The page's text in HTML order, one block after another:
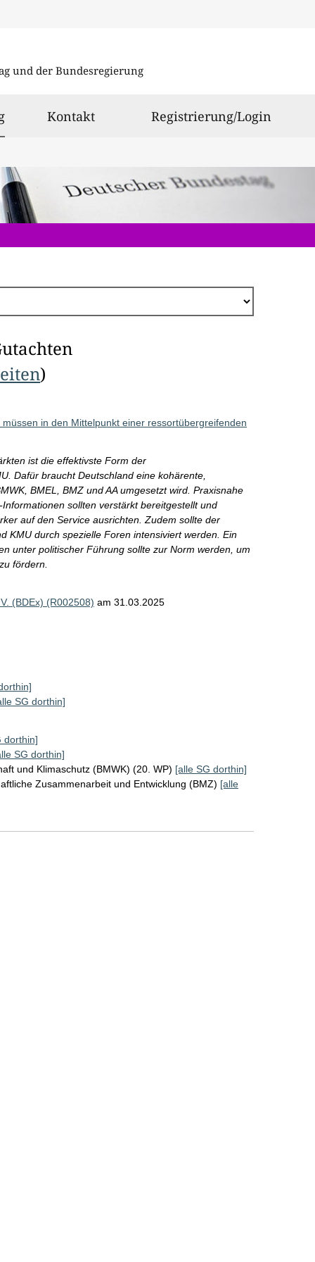
und der Bundesregierung
ausgewählt
Kontakt Registrierung/Login
)
in den Mittelpunkt einer ressortübergreifenden
ist die effektivste Form der
Dafür braucht Deutschland eine kohärente,
BMEL, BMZ und AA umgesetzt wird. Praxisnahe
sollten verstärkt bereitgestellt und
auf den Service ausrichten. Zudem sollte der
KMU durch spezielle Foren intensiviert werden. Ein
unter politischer Führung sollte zur Norm werden, um
fördern.
(BDEx) (R002508) am 31.03.2025
SG dorthin]
dorthin]
SG dorthin]
und Klimaschutz (BMWK) (20. WP) [alle SG dorthin]
Zusammenarbeit und Entwicklung (BMZ) [alle